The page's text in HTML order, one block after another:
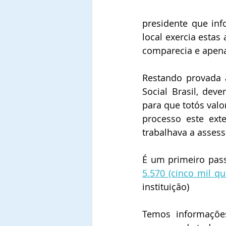
presidente que
local exercia estas
comparecia e
Restando
Social Brasil,
para que totós
processo este
trabalhava a
É um primeiro
5.570 (cinco mil
instituição)
Temos